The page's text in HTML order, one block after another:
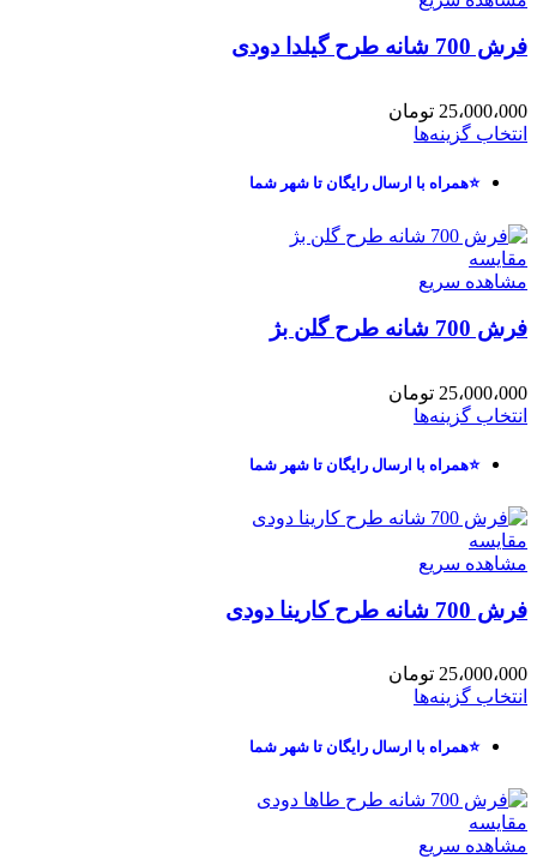
فرش 700 شانه طرح گیلدا دودی
25،000،000 تومان
انتخاب گزینه‌ها
⭐همراه با ارسال رایگان تا شهر شما
مقایسه
مشاهده سریع
فرش 700 شانه طرح گلن بژ
25،000،000 تومان
انتخاب گزینه‌ها
⭐همراه با ارسال رایگان تا شهر شما
مقایسه
مشاهده سریع
فرش 700 شانه طرح کارینا دودی
25،000،000 تومان
انتخاب گزینه‌ها
⭐همراه با ارسال رایگان تا شهر شما
مقایسه
مشاهده سریع